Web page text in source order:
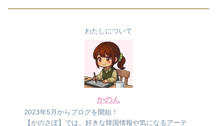
わたしについて
かのん
2023年5月からブログを開始！
【かのさぽ】では、好きな韓国情報や気になるアーテ